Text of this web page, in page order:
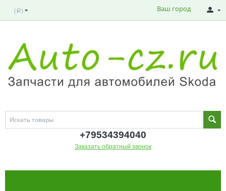
( Р ) Ваш город
+79534394040
Заказать обратный звонок